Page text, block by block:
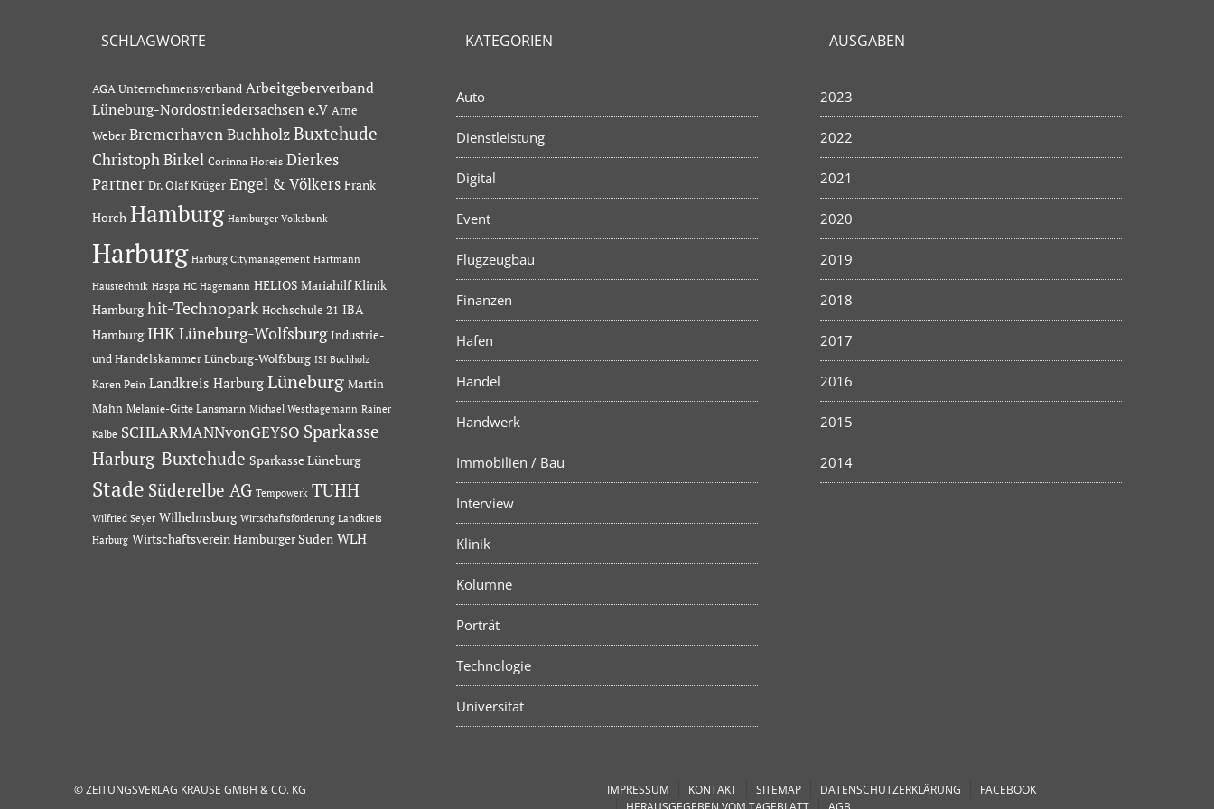
SCHLAGWORTE
AGA Unternehmensverband Arbeitgeberverband
Lüneburg-Nordostniedersachsen e.V Arne
Weber BremerhavenBuchholzBuxtehude
Christoph Birkel Corinna Horeis Dierkes
Partner Dr. Olaf Krüger Engel & Völkers Frank
Horch Hamburg Hamburger Volksbank
Harburg Harburg Citymanagement Hartmann
Haustechnik Haspa HC Hagemann HELIOS Mariahilf Klinik
Hamburg hit-Technopark Hochschule 21 IBA
Hamburg IHK Lüneburg-Wolfsburg Industrie-
und Handelskammer Lüneburg-Wolfsburg ISI Buchholz
Karen Pein Landkreis Harburg Lüneburg Martin
Mahn Melanie-Gitte Lansmann Michael Westhagemann Rainer
Kalbe SCHLARMANNvonGEYSO Sparkasse
Harburg-Buxtehude Sparkasse Lüneburg
Stade Süderelbe AG Tempowerk TUHH
Wilfried Seyer Wilhelmsburg Wirtschaftsförderung Landkreis
Harburg Wirtschaftsverein Hamburger Süden WLH
KATEGORIEN
Auto
Dienstleistung
Digital
Event
Flugzeugbau
Finanzen
Hafen
Handel
Handwerk
Immobilien / Bau
Interview
Klinik
Kolumne
Porträt
Technologie
Universität
AUSGABEN
2023
2022
2021
2020
2019
2018
2017
2016
2015
2014
IMPRESSUM KONTAKT SITEMAP DATENSCHUTZERKLÄRUNG
FACEBOOK
© ZEITUNGSVERLAG KRAUSE GMBH & CO. KG